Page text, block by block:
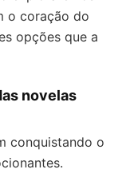
o coração do
opções que a
novelas
conquistando o